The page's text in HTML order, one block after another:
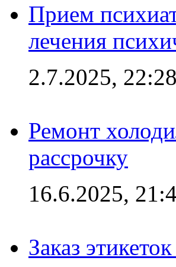
Прием
лечения
2.7.2025, 22:28
Ремонт
рассрочку
16.6.2025,
Заказ